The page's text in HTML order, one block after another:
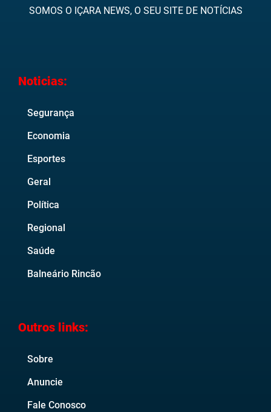
SOMOS O IÇARA NEWS, O SEU SITE DE NOTÍCIAS
Noticias:
Segurança
Economia
Esportes
Geral
Política
Regional
Saúde
Balneário Rincão
Outros links:
Sobre
Anuncie
Fale Conosco